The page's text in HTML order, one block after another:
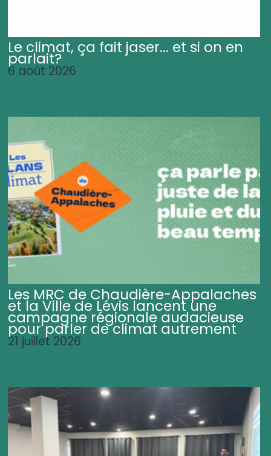
Le climat, ça fait jaser... et si on en
parlait?
6 août 2026
Les MRC de Chaudière-Appalaches
et la Ville de Lévis lancent une
campagne régionale audacieuse
pour parler de climat autrement
21 juillet 2026